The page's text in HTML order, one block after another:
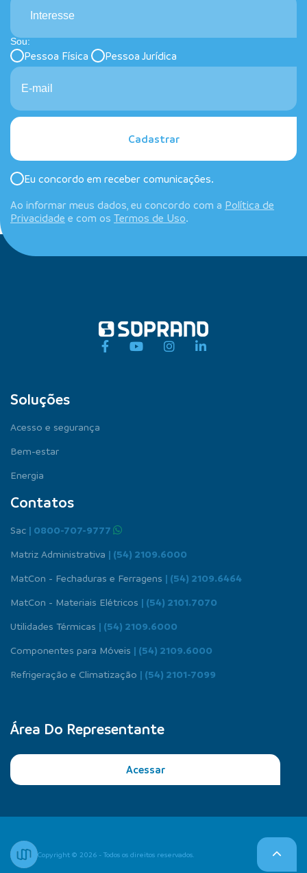
Interesse
Sou:
Pessoa Física Pessoa Jurídica
Cadastrar
Eu concordo em receber comunicações.
Ao informar meus dados, eu concordo com a Política de
Privacidade e com os Termos de Uso.
Soluções
Acesso e segurança
Bem-estar
Energia
Contatos
Sac | 0800-707-9777
Matriz Administrativa | (54) 2109.6000
MatCon - Fechaduras e Ferragens | (54) 2109.6464
MatCon - Materiais Elétricos | (54) 2101.7070
Utilidades Térmicas | (54) 2109.6000
Componentes para Móveis | (54) 2109.6000
Refrigeração e Climatização | (54) 2101-7099
Área Do Representante
Acessar
Copyright © 2026 - Todos os direitos reservados.